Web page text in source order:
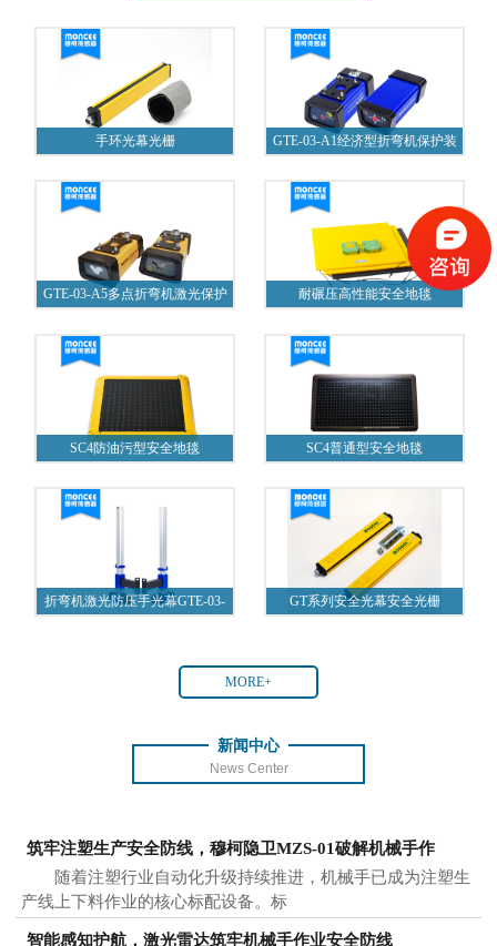
手环光幕光栅
GTE-03-A1经济型折弯机保护装
GTE-03-A5多点折弯机激光保护 耐碾压高性能安全地毯
SC4防油污型安全地毯 SC4普通型安全地毯
折弯机激光防压手光幕GTE-03-
GT系列安全光幕安全光栅
MORE+
新闻中心
News Center
筑牢注塑生产安全防线，穆柯隐卫MZS-01破解机械手作
随着注塑行业自动化升级持续推进，机械手已成为注塑生
产线上下料作业的核心标配设备。标
智能感知护航，激光雷达筑牢机械手作业安全防线